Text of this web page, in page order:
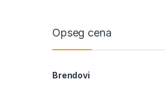
Opseg cena
Brendovi